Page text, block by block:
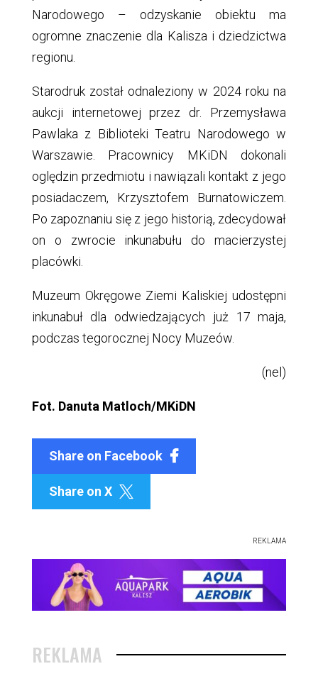
Narodowego – odzyskanie obiektu ma
ogromne znaczenie dla Kalisza i dziedzictwa
regionu.
Starodruk został odnaleziony w 2024 roku na
aukcji internetowej przez dr. Przemysława
Pawlaka z Biblioteki Teatru Narodowego w
Warszawie. Pracownicy MKiDN dokonali
oględzin przedmiotu i nawiązali kontakt z jego
posiadaczem, Krzysztofem Burnatowiczem.
Po zapoznaniu się z jego historią, zdecydował
on o zwrocie inkunabułu do macierzystej
placówki.
Muzeum Okręgowe Ziemi Kaliskiej udostępni
inkunabuł dla odwiedzających już 17 maja,
podczas tegorocznej Nocy Muzeów.
(nel)
Fot. Danuta Matloch/MKiDN
Share on Facebook
Share on X 
REKLAMA
REKLAMA